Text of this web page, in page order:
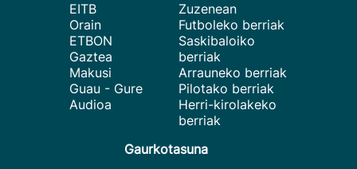
EITB
Orain
ETBON
Gaztea
Makusi
Guau - Gure
Audioa
Zuzenean
Futboleko berriak
Saskibaloiko
berriak
Arrauneko berriak
Pilotako berriak
Herri-kirolakeko
berriak
Gaurkotasuna